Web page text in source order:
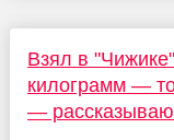
Взял в
килограмм —
— рассказываю